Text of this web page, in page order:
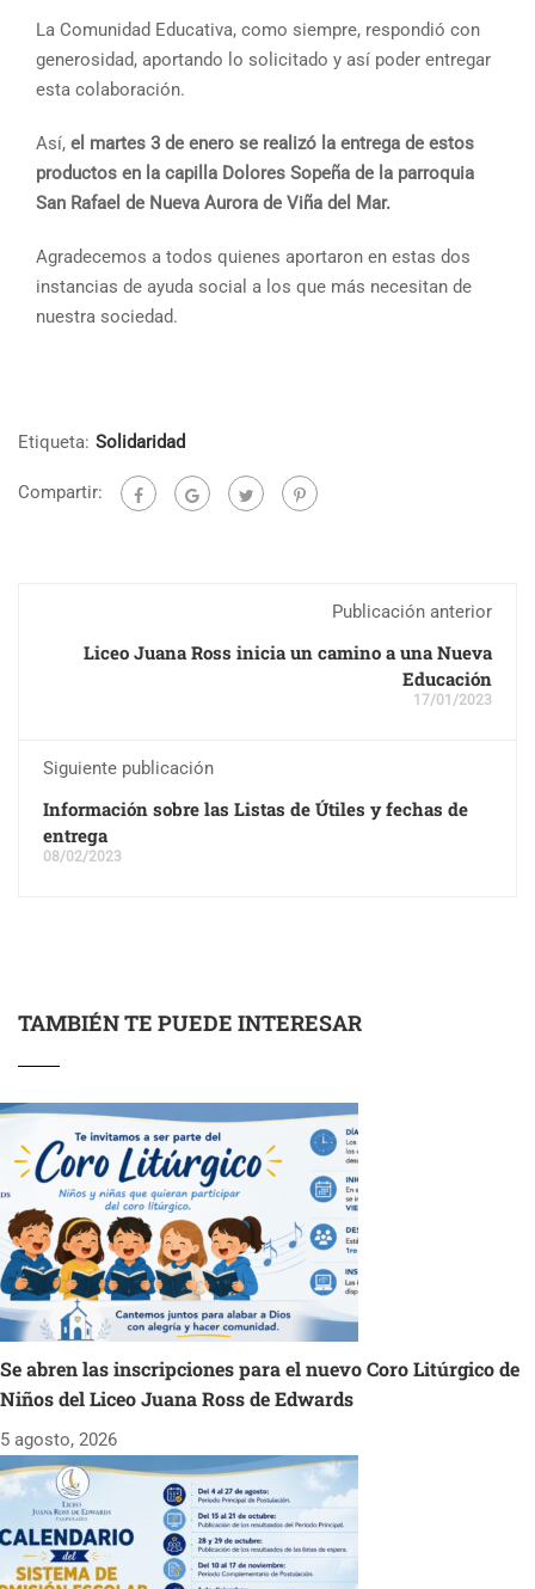
La Comunidad Educativa, como siempre, respondió con
generosidad, aportando lo solicitado y así poder entregar
esta colaboración.
Así, el martes 3 de enero se realizó la entrega de estos
productos en la capilla Dolores Sopeña de la parroquia
San Rafael de Nueva Aurora de Viña del Mar.
Agradecemos a todos quienes aportaron en estas dos
instancias de ayuda social a los que más necesitan de
nuestra sociedad.
Etiqueta: Solidaridad
Compartir:
Publicación anterior
Liceo Juana Ross inicia un camino a una Nueva
Educación
17/01/2023
Siguiente publicación
Información sobre las Listas de Útiles y fechas de
entrega
08/02/2023
TAMBIÉN TE PUEDE INTERESAR
Se abren las inscripciones para el nuevo Coro Litúrgico de
Niños del Liceo Juana Ross de Edwards
5 agosto, 2026